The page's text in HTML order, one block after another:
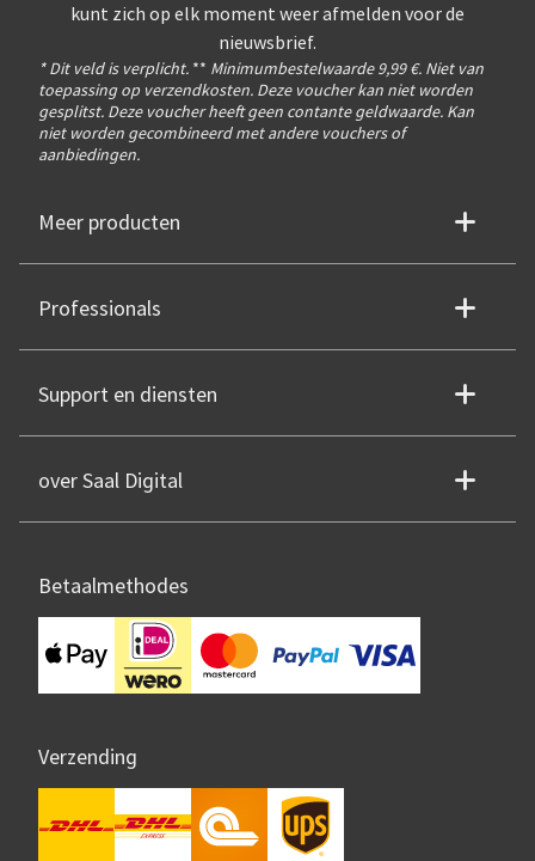
kunt zich op elk moment weer afmelden voor de
nieuwsbrief.
* Dit veld is verplicht. ** Minimumbestelwaarde 9,99 €. Niet van
toepassing op verzendkosten. Deze voucher kan niet worden
gesplitst. Deze voucher heeft geen contante geldwaarde. Kan
niet worden gecombineerd met andere vouchers of
aanbiedingen.
Meer producten
Professionals
Support en diensten
over Saal Digital
Betaalmethodes
Verzending